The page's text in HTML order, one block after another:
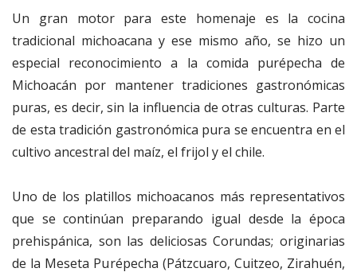
Un gran motor para este homenaje es la cocina
tradicional michoacana y ese mismo año, se hizo un
especial reconocimiento a la comida purépecha de
Michoacán por mantener tradiciones gastronómicas
puras, es decir, sin la influencia de otras culturas. Parte
de esta tradición gastronómica pura se encuentra en el
cultivo ancestral del maíz, el frijol y el chile.
Uno de los platillos michoacanos más representativos
que se continúan preparando igual desde la época
prehispánica, son las deliciosas Corundas; originarias
de la Meseta Purépecha (Pátzcuaro, Cuitzeo, Zirahuén,